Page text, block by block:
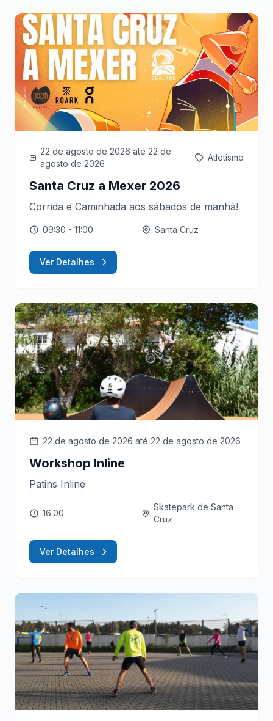
22 de agosto de 2026 até 22 de
agosto de 2026
Atletismo
Santa Cruz a Mexer 2026
Corrida e Caminhada aos sábados de manhã!
09:30 - 11:00 Santa Cruz
Ver Detalhes
22 de agosto de 2026 até 22 de agosto de 2026
Workshop Inline
Patins Inline
16:00
Skatepark de Santa
Cruz
Ver Detalhes